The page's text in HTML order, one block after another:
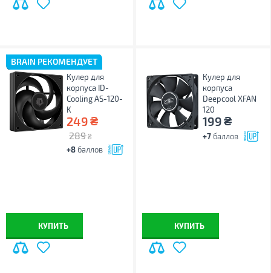
BRAIN РЕКОМЕНДУЕТ
Кулер для
корпуса ID-
Cooling AS-120-
K
249₴
289 ₴
+8 баллов
КУПИТЬ
Кулер для
корпуса
Deepcool XFAN
120
199₴
+7 баллов
КУПИТЬ